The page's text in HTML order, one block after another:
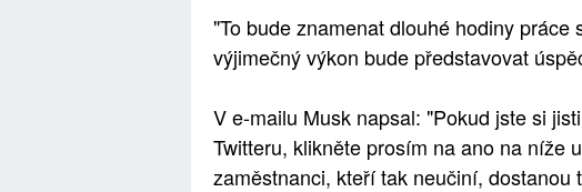
"To bude znamenat dlouhé hodiny
výjimečný výkon bude představovat
V e-mailu Musk napsal: "Pokud jste si
Twitteru, klikněte prosím na ano na níže
zaměstnanci, kteří tak neučiní, dostanou